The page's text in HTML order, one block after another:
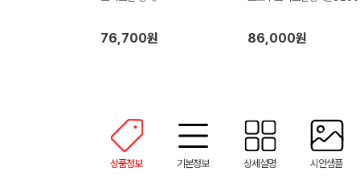
76,700원 86,000원
상품정보 기본정보 상세설명 시안샘플